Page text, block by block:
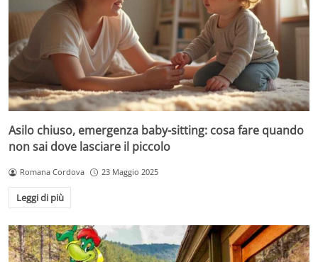
Asilo chiuso, emergenza baby-sitting: cosa fare quando
non sai dove lasciare il piccolo
Romana Cordova 23 Maggio 2025
Leggi di più